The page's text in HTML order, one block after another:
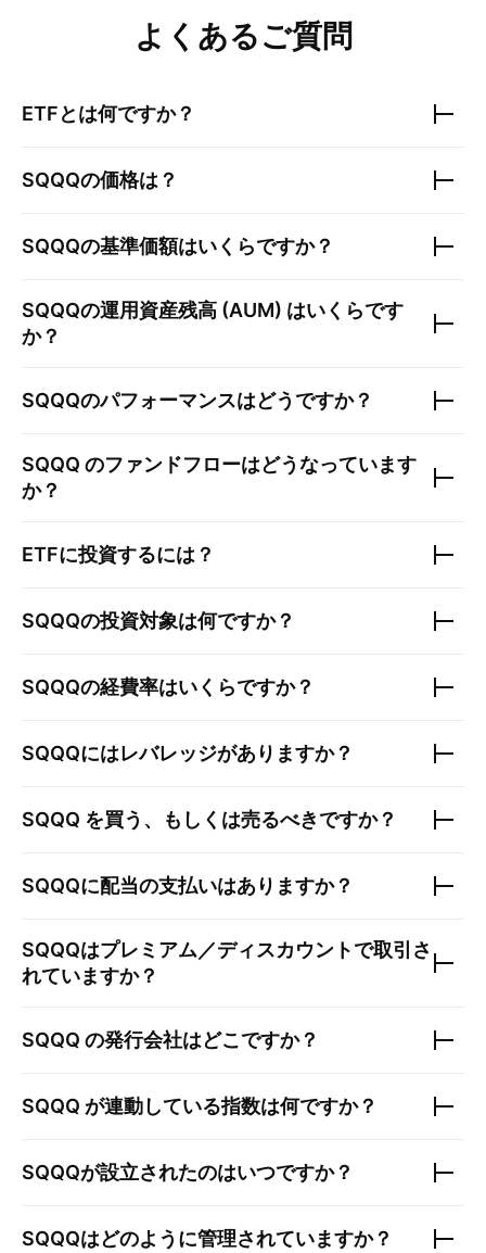
よくあるご質問
ETFとは何ですか？
SQQQの価格は？
SQQQの基準価額はいくらですか？
SQQQの運用資産残高 (AUM) はいくらです
か？
SQQQのパフォーマンスはどうですか？
SQQQ のファンドフローはどうなっています
か？
ETFに投資するには？
SQQQの投資対象は何ですか？
SQQQの経費率はいくらですか？
SQQQにはレバレッジがありますか？
SQQQ を買う、もしくは売るべきですか？
SQQQに配当の支払いはありますか？
SQQQはプレミアム／ディスカウントで取引さ
れていますか？
SQQQ の発行会社はどこですか？
SQQQ が連動している指数は何ですか？
SQQQが設立されたのはいつですか？
SQQQはどのように管理されていますか？